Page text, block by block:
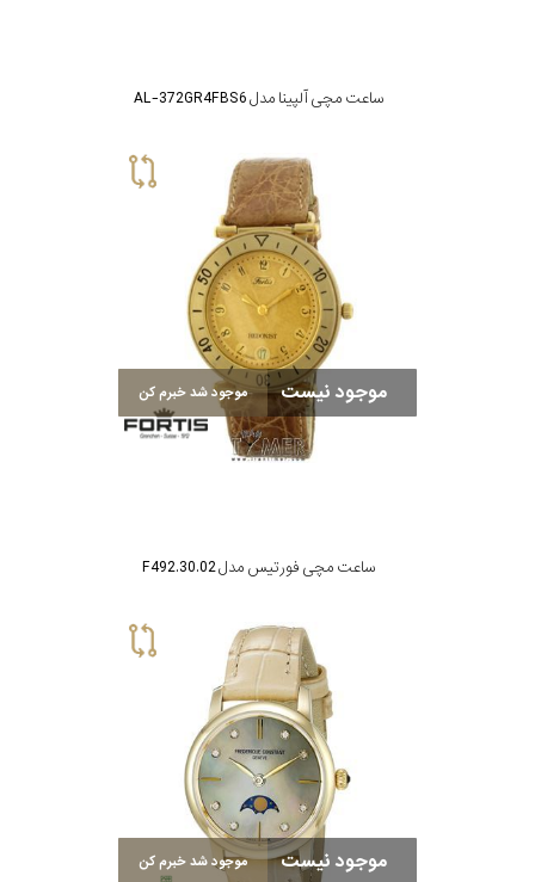
ساعت مچی آلپینا مدل AL-372GR4FBS6
موجود نیست موجود شد خبرم کن
ساعت مچی فورتیس مدل F492.30.02
موجود نیست موجود شد خبرم کن